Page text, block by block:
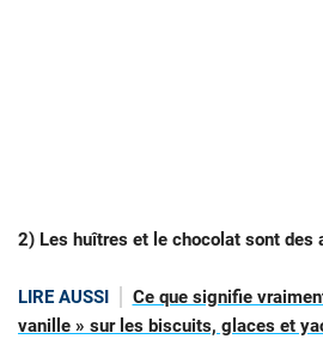
2) Les huîtres et le chocolat sont des
LIRE AUSSI
Ce que signifie
vanille » sur les biscuits, glaces et